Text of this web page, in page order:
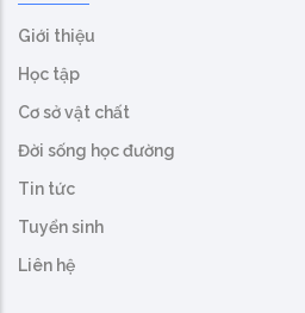
Giới thiệu
Học tập
Cơ sở vật chất
Đời sống học đường
Tin tức
Tuyển sinh
Liên hệ